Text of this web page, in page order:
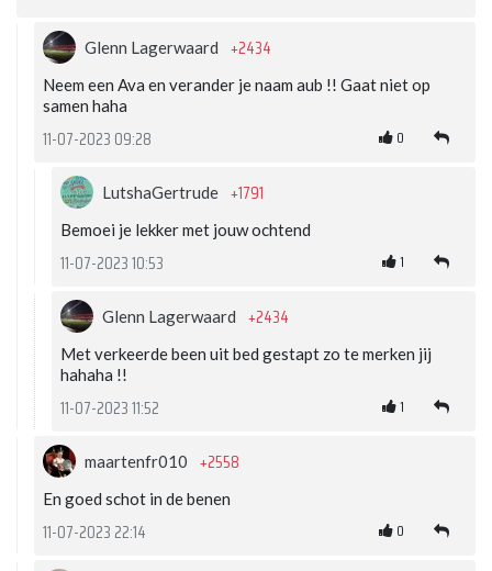
Glenn Lagerwaard +2434
Neem een Ava en verander je naam aub !! Gaat niet op
samen haha
11-07-2023 09:28 0
LutshaGertrude +1791
Bemoei je lekker met jouw ochtend
11-07-2023 10:53 1
Glenn Lagerwaard +2434
Met verkeerde been uit bed gestapt zo te merken jij
hahaha !!
11-07-2023 11:52 1
maartenfr010 +2558
En goed schot in de benen
11-07-2023 22:14 0